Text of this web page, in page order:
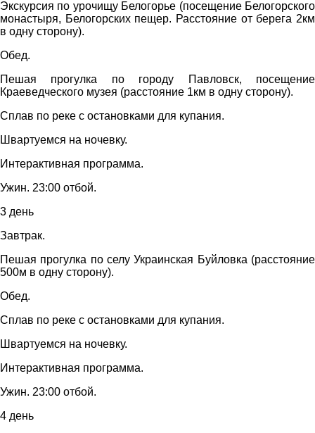
Экскурсия по урочищу Белогорье (посещение Белогорского
монастыря, Белогорских пещер. Расстояние от берега 2км
в одну сторону).
Обед.
Пешая прогулка по городу Павловск, посещение
Краеведческого музея (расстояние 1км в одну сторону).
Сплав по реке с остановками для купания.
Швартуемся на ночевку.
Интерактивная программа.
Ужин. 23:00 отбой.
3 день
Завтрак.
Пешая прогулка по селу Украинская Буйловка (расстояние
500м в одну сторону).
Обед.
Сплав по реке с остановками для купания.
Швартуемся на ночевку.
Интерактивная программа.
Ужин. 23:00 отбой.
4 день